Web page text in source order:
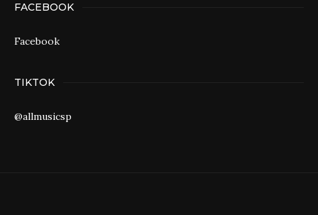
FACEBOOK
Facebook
TIKTOK
@allmusicsp